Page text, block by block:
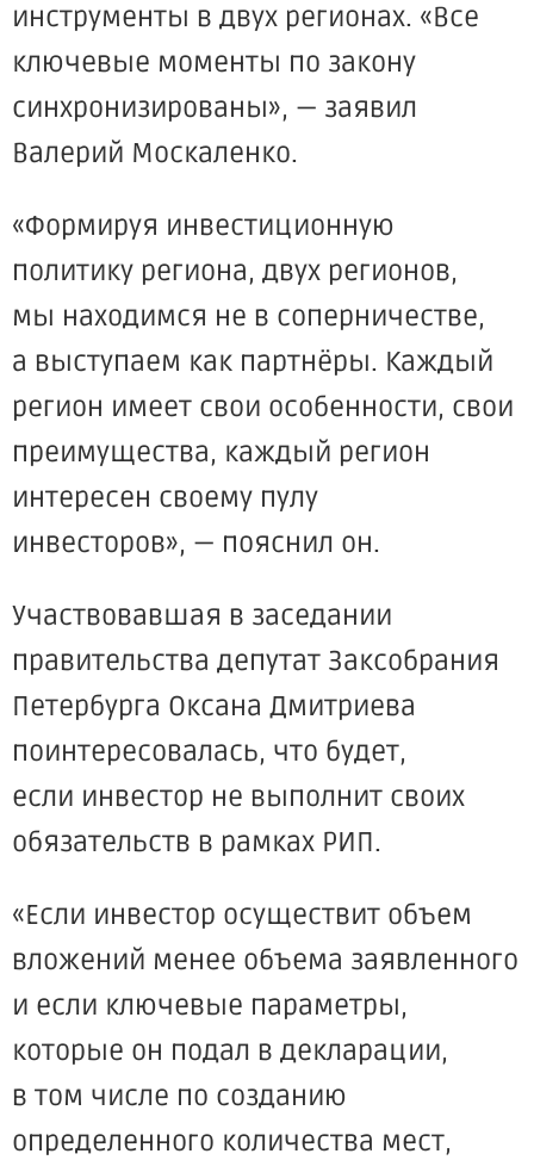
инструменты в двух регионах. «Все
ключевые моменты по закону
синхронизированы», — заявил
Валерий Москаленко.
«Формируя инвестиционную
политику региона, двух регионов,
мы находимся не в соперничестве,
а выступаем как партнёры. Каждый
регион имеет свои особенности, свои
преимущества, каждый регион
интересен своему пулу
инвесторов», — пояснил он.
Участвовавшая в заседании
правительства депутат Заксобрания
Петербурга Оксана Дмитриева
поинтересовалась, что будет,
если инвестор не выполнит своих
обязательств в рамках РИП.
«Если инвестор осуществит объем
вложений менее объема заявленного
и если ключевые параметры,
которые он подал в декларации,
в том числе по созданию
определенного количества мест,